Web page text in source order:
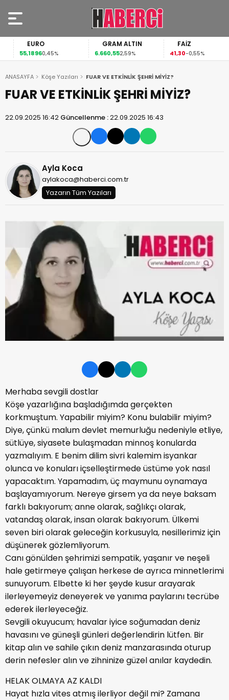
EURO
55,18960,45%
GRAM ALTIN
6.660,552,59%
FAİZ
41,30-0,55%
ANASAYFA Köşe Yazıları FUAR VE ETKİNLİK ŞEHRİ MİYİZ?
FUAR VE ETKİNLİK ŞEHRİ MİYİZ?
22.09.2025 16:42 Güncellenme :22.09.2025 16:43
Ayla Koca
aylakoca@haberci.com.tr
Yazarın Tüm Yazıları
Merhaba sevgili dostlar
Köşe yazarlığına başladığımda gerçekten
korkmuştum. Yapabilir miyim? Konu bulabilir miyim?
Diye, çünkü malum devlet memurluğu nedeniyle etliye,
sütlüye, siyasete bulaşmadan minnoş konularda
yazmalıyım. E benim dilim sivri kalemim isyankar
olunca ve konuları içselleştirmede üstüme yok nasıl
yapacaktım. Yapamadım, üç maymunu oynamaya
başlayamıyorum. Nereye girsem ya da neye baksam
farklı bakıyorum; anne olarak, sağlıkçı olarak,
vatandaş olarak, insan olarak bakıyorum. Ülkemi
seven biri olarak geleceğin korkusuyla, nesillerimiz için
düşünerek gözlemliyorum.
Canı gönülden şehrimizi sempatik, yaşanır ve neşeli
hale getirmeye çalışan herkese de ayrıca minnetlerimi
sunuyorum. Elbette ki her şeyde kusur arayarak
ilerleyemeyiz deneyerek ve yanıma paylarını tecrübe
ederek ilerleyeceğiz.
Sevgili okuyucum; havalar iyice soğumadan deniz
havasını ve güneşli günleri değerlendirin lütfen. Bir
kitap alın ve sahile çıkın deniz manzarasında oturup
derin nefesler alın ve zihninize güzel anılar kaydedin.
HELAK OLMAYA AZ KALDI
Hayat hızla vites atmış ilerliyor değil mi? Zamana